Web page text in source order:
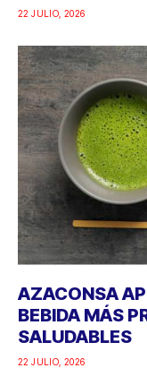
22 JULIO, 2026
AZACONSA
BEBIDA MÁS
SALUDABLES
22 JULIO, 2026